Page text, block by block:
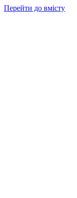
Перейти до вмісту